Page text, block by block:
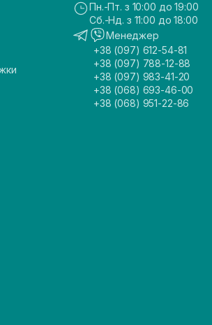
Пн.-Пт. з 10:00 до 19:00
Сб.-Нд. з 11:00 до 18:00
Менеджер
+38 (097) 612-54-81
+38 (097) 788-12-88
+38 (097) 983-41-20
+38 (068) 693-46-00
+38 (068) 951-22-86